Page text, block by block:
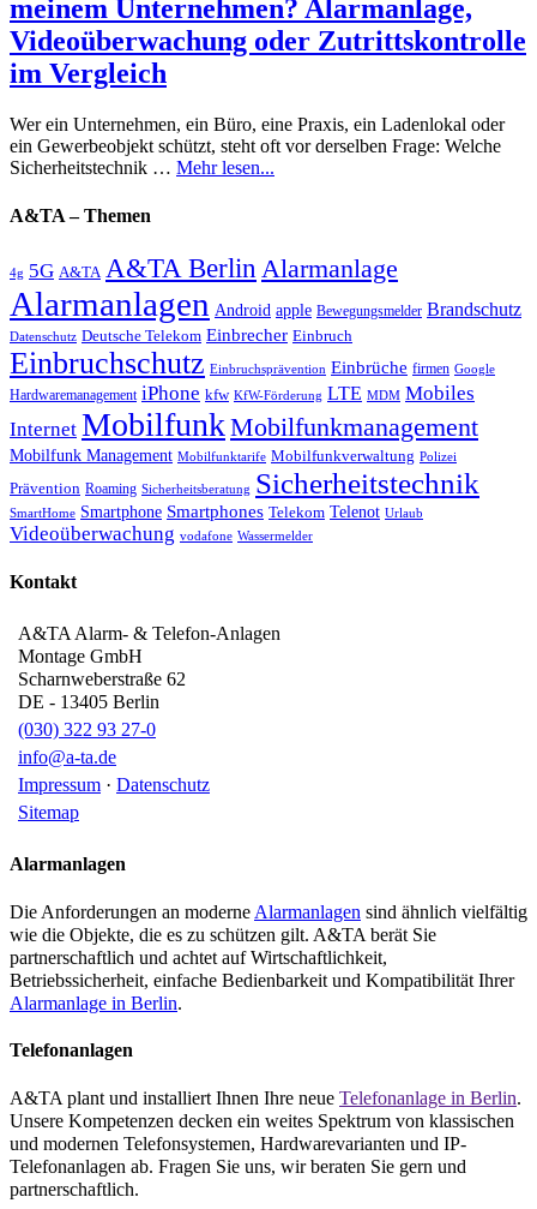
meinem Unternehmen? Alarmanlage,
Videoüberwachung oder Zutrittskontrolle
im Vergleich
Wer ein Unternehmen, ein Büro, eine Praxis, ein Ladenlokal oder
ein Gewerbeobjekt schützt, steht oft vor derselben Frage: Welche
Sicherheitstechnik … Mehr lesen...
A&TA – Themen
4g 5G A&TA A&TA Berlin Alarmanlage
Alarmanlagen Android apple Bewegungsmelder Brandschutz
Datenschutz Deutsche Telekom Einbrecher Einbruch
Einbruchschutz Einbruchsprävention Einbrüche firmen Google
Hardwaremanagement iPhone kfw KfW-Förderung LTE MDM Mobiles
Internet MobilfunkMobilfunkmanagement
Mobilfunk Management Mobilfunktarife Mobilfunkverwaltung Polizei
Prävention Roaming Sicherheitsberatung Sicherheitstechnik
SmartHome Smartphone Smartphones Telekom Telenot Urlaub
Videoüberwachung vodafone Wassermelder
Kontakt
A&TA Alarm- & Telefon-Anlagen
Montage GmbH
Scharnweberstraße 62
DE - 13405 Berlin
(030) 322 93 27-0
info@a-ta.de
Impressum · Datenschutz
Sitemap
Alarmanlagen
Die Anforderungen an moderne Alarmanlagen sind ähnlich vielfältig
wie die Objekte, die es zu schützen gilt. A&TA berät Sie
partnerschaftlich und achtet auf Wirtschaftlichkeit,
Betriebssicherheit, einfache Bedienbarkeit und Kompatibilität Ihrer
Alarmanlage in Berlin.
Telefonanlagen
A&TA plant und installiert Ihnen Ihre neue Telefonanlage in Berlin.
Unsere Kompetenzen decken ein weites Spektrum von klassischen
und modernen Telefonsystemen, Hardwarevarianten und IP-
Telefonanlagen ab. Fragen Sie uns, wir beraten Sie gern und
partnerschaftlich.